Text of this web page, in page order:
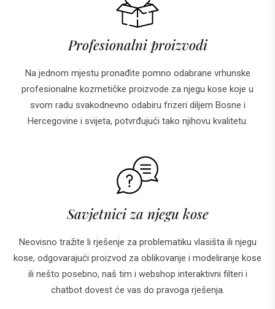
Profesionalni proizvodi
Na jednom mjestu pronađite pomno odabrane vrhunske
profesionalne kozmetičke proizvode za njegu kose koje u
svom radu svakodnevno odabiru frizeri diljem Bosne i
Hercegovine i svijeta, potvrđujući tako njihovu kvalitetu.
Savjetnici za njegu kose
Neovisno tražite li rješenje za problematiku vlasišta ili njegu
kose, odgovarajući proizvod za oblikovanje i modeliranje kose
ili nešto posebno, naš tim i webshop interaktivni filteri i
chatbot dovest će vas do pravoga rješenja.